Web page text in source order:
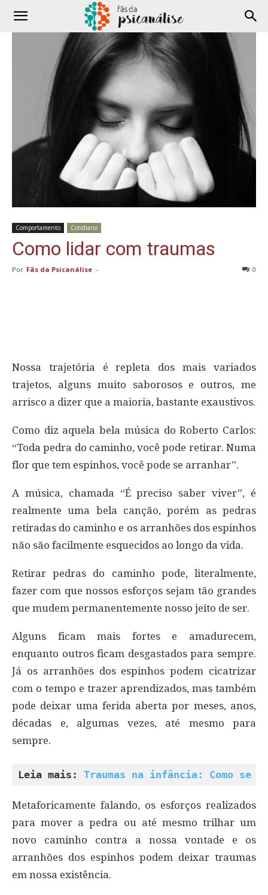
Comportamento Cotidiano
Como lidar com traumas
Por Fãs da Psicanálise - 0
Nossa trajetória é repleta dos mais variados
trajetos, alguns muito saborosos e outros, me
arrisco a dizer que a maioria, bastante exaustivos.
Como diz aquela bela música do Roberto Carlos:
“Toda pedra do caminho, você pode retirar. Numa
flor que tem espinhos, você pode se arranhar”.
A música, chamada “É preciso saber viver”, é
realmente uma bela canção, porém as pedras
retiradas do caminho e os arranhões dos espinhos
não são facilmente esquecidos ao longo da vida.
Retirar pedras do caminho pode, literalmente,
fazer com que nossos esforços sejam tão grandes
que mudem permanentemente nosso jeito de ser.
Alguns ficam mais fortes e amadurecem,
enquanto outros ficam desgastados para sempre.
Já os arranhões dos espinhos podem cicatrizar
com o tempo e trazer aprendizados, mas também
pode deixar uma ferida aberta por meses, anos,
décadas e, algumas vezes, até mesmo para
sempre.
Leia mais: Traumas na infância: Como se
Metaforicamente falando, os esforços realizados
para mover a pedra ou até mesmo trilhar um
novo caminho contra a nossa vontade e os
arranhões dos espinhos podem deixar traumas
em nossa existência.